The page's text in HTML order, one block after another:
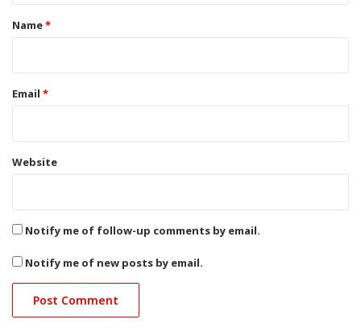
*Name*
Email *
Website
Notify me of follow-up comments by email.
Notify me of new posts by email.